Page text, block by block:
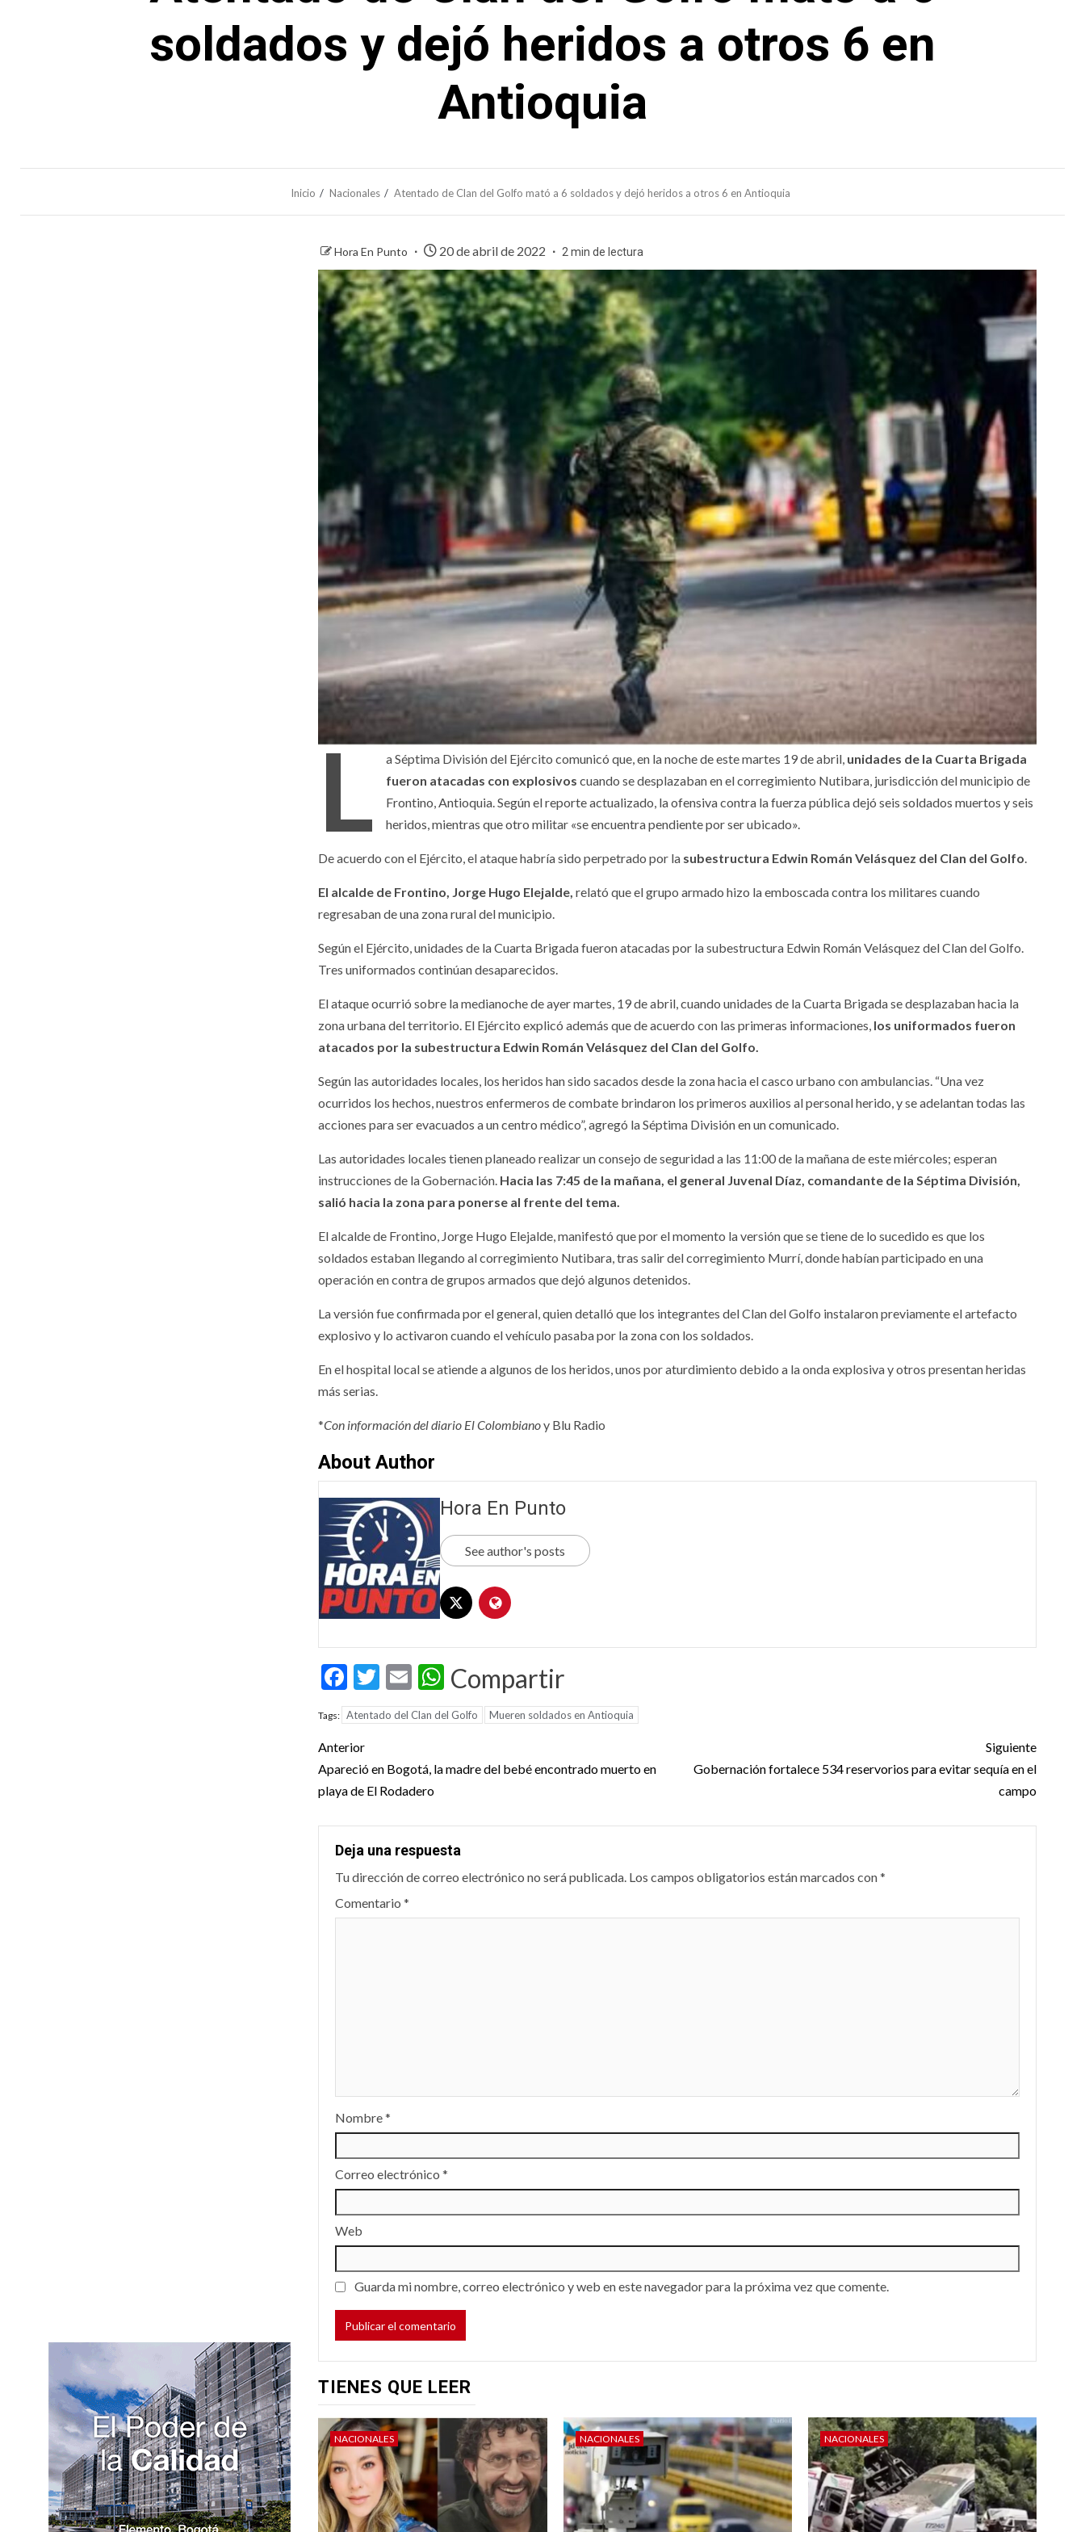
soldados y dejó heridos a otros 6 en
Antioquia
Inicio Nacionales Atentado de Clan del Golfo mató a 6 soldados y dejó heridos a otros 6 en Antioquia
Hora En Punto 20 de abril de 2022 2 min de lectura
L a Séptima División del Ejército comunicó que, en la noche de este martes 19 de abril, unidades de la Cuarta Brigada
fueron atacadas con explosivos cuando se desplazaban en el corregimiento Nutibara, jurisdicción del municipio de
Frontino, Antioquia. Según el reporte actualizado, la ofensiva contra la fuerza pública dejó seis soldados muertos y seis
heridos, mientras que otro militar «se encuentra pendiente por ser ubicado».
De acuerdo con el Ejército, el ataque habría sido perpetrado por la subestructura Edwin Román Velásquez del Clan del Golfo.
El alcalde de Frontino, Jorge Hugo Elejalde, relató que el grupo armado hizo la emboscada contra los militares cuando
regresaban de una zona rural del municipio.
Según el Ejército, unidades de la Cuarta Brigada fueron atacadas por la subestructura Edwin Román Velásquez del Clan del Golfo.
Tres uniformados continúan desaparecidos.
El ataque ocurrió sobre la medianoche de ayer martes, 19 de abril, cuando unidades de la Cuarta Brigada se desplazaban hacia la
zona urbana del territorio. El Ejército explicó además que de acuerdo con las primeras informaciones, los uniformados fueron
atacados por la subestructura Edwin Román Velásquez del Clan del Golfo.
Según las autoridades locales, los heridos han sido sacados desde la zona hacia el casco urbano con ambulancias. “Una vez
ocurridos los hechos, nuestros enfermeros de combate brindaron los primeros auxilios al personal herido, y se adelantan todas las
acciones para ser evacuados a un centro médico”, agregó la Séptima División en un comunicado.
Las autoridades locales tienen planeado realizar un consejo de seguridad a las 11:00 de la mañana de este miércoles; esperan
instrucciones de la Gobernación. Hacia las 7:45 de la mañana, el general Juvenal Díaz, comandante de la Séptima División,
salió hacia la zona para ponerse al frente del tema.
El alcalde de Frontino, Jorge Hugo Elejalde, manifestó que por el momento la versión que se tiene de lo sucedido es que los
soldados estaban llegando al corregimiento Nutibara, tras salir del corregimiento Murrí, donde habían participado en una
operación en contra de grupos armados que dejó algunos detenidos.
La versión fue confirmada por el general, quien detalló que los integrantes del Clan del Golfo instalaron previamente el artefacto
explosivo y lo activaron cuando el vehículo pasaba por la zona con los soldados.
En el hospital local se atiende a algunos de los heridos, unos por aturdimiento debido a la onda explosiva y otros presentan heridas
más serias.
*Con información del diario El Colombianoy Blu Radio
About Author
Hora En Punto
See author's posts
Facebook
Twitter
EmailWhatsApp
Compartir
Tags: Atentado del Clan del Golfo Mueren soldados en Antioquia
Post
navigation
Anterior
Apareció en Bogotá, la madre del bebé encontrado muerto en
playa de El Rodadero
Siguiente
Gobernación fortalece 534 reservorios para evitar sequía en el
campo
Deja una respuesta
Tu dirección de correo electrónico no será publicada. Los campos obligatorios están marcados con*
Comentario*
Nombre*
Correo electrónico*
Web
Guarda mi nombre, correo electrónico y web en este navegador para la próxima vez que comente.
TIENES QUE LEER
NACIONALES NACIONALES NACIONALES